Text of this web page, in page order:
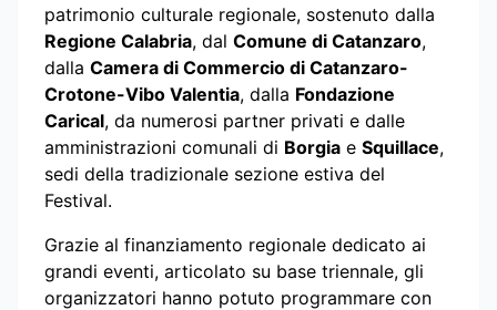
patrimonio culturale regionale, sostenuto dalla
Regione Calabria, dal Comune di Catanzaro,
dalla Camera di Commercio di Catanzaro-
Crotone-Vibo Valentia, dalla Fondazione
Carical, da numerosi partner privati e dalle
amministrazioni comunali di Borgia e Squillace,
sedi della tradizionale sezione estiva del
Festival.
Grazie al finanziamento regionale dedicato ai
grandi eventi, articolato su base triennale, gli
organizzatori hanno potuto programmare con